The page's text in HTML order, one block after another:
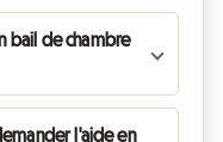
bail de chambre
l'aide en